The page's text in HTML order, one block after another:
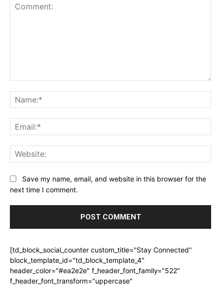
Save my name, email, and website in this browser for the
next time I comment.
[td_block_social_counter custom_title="Stay Connected"
block_template_id="td_block_template_4"
header_color="#ea2e2e" f_header_font_family="522"
f_header_font_transform="uppercase"